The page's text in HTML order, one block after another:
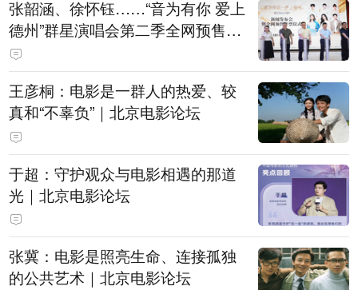
张韶涵、徐怀钰……“音为有你 爱上
德州”群星演唱会第二季全网预售开
票
王彦桐：电影是一群人的热爱、较
真和“不辜负”｜北京电影论坛
于超：守护观众与电影相遇的那道
光｜北京电影论坛
张冀：电影是照亮生命、连接孤独
的公共艺术｜北京电影论坛